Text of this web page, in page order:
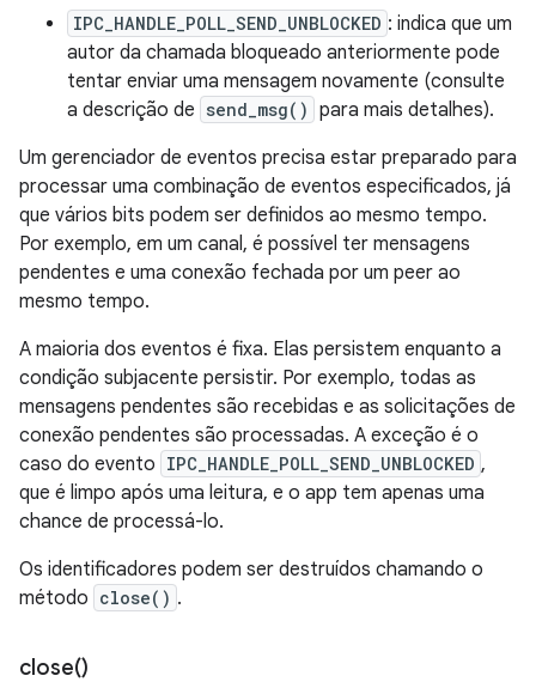
IPC_HANDLE_POLL_SEND_UNBLOCKED : indica que um
autor da chamada bloqueado anteriormente pode
tentar enviar uma mensagem novamente (consulte
a descrição de send_msg() para mais detalhes).
Um gerenciador de eventos precisa estar preparado para
processar uma combinação de eventos especificados, já
que vários bits podem ser definidos ao mesmo tempo.
Por exemplo, em um canal, é possível ter mensagens
pendentes e uma conexão fechada por um peer ao
mesmo tempo.
A maioria dos eventos é fixa. Elas persistem enquanto a
condição subjacente persistir. Por exemplo, todas as
mensagens pendentes são recebidas e as solicitações de
conexão pendentes são processadas. A exceção é o
caso do evento IPC_HANDLE_POLL_SEND_UNBLOCKED ,
que é limpo após uma leitura, e o app tem apenas uma
chance de processá-lo.
Os identificadores podem ser destruídos chamando o
método close() .
close()